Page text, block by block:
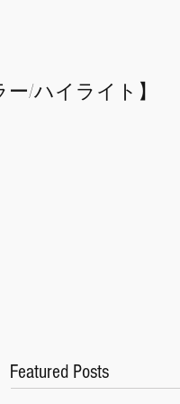
ー/​ハイライト】
Featured Posts